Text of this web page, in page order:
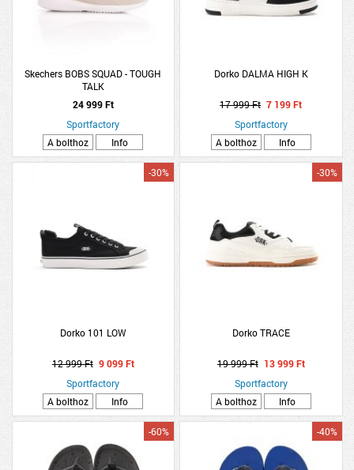
Skechers BOBS SQUAD - TOUGH
TALK
24 999 Ft
Sportfactory
A bolthoz
Info
Dorko DALMA HIGH K
17 999 Ft 7 199 Ft
Sportfactory
A bolthoz
Info
Dorko 101 LOW
-30%
12 999 Ft 9 099 Ft
Sportfactory
A bolthoz
Info
Dorko TRACE
-30%
19 999 Ft 13 999 Ft
Sportfactory
A bolthoz
Info
-60% -40%